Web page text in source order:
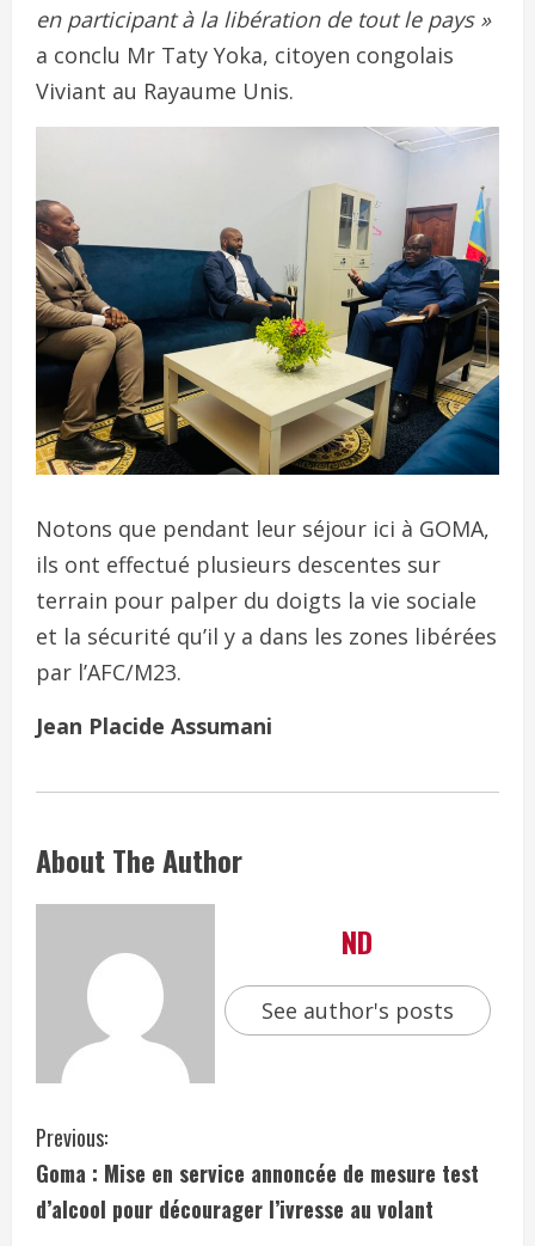
en participant à la libération de tout le pays »
a conclu Mr Taty Yoka, citoyen congolais
Viviant au Rayaume Unis.
Notons que pendant leur séjour ici à GOMA,
ils ont effectué plusieurs descentes sur
terrain pour palper du doigts la vie sociale
et la sécurité qu’il y a dans les zones libérées
par l’AFC/M23.
Jean Placide Assumani
About The Author
ND
See author's posts
Previous:
Goma : Mise en service annoncée de mesure test
d’alcool pour décourager l’ivresse au volant